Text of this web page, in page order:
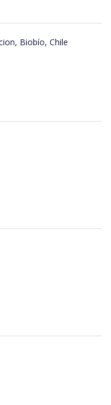
Biobío, Chile